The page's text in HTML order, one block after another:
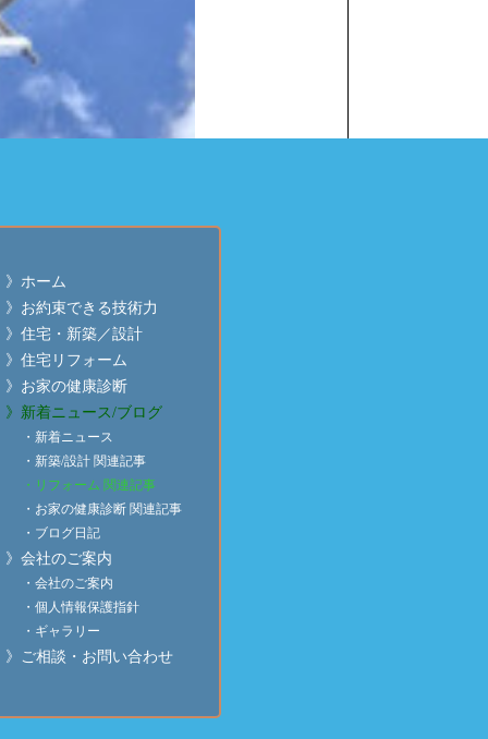
お仕事】にて
》ホーム
》お約束できる技術力
》住宅・新築／設計
》住宅リフォーム
》お家の健康診断
》新着ニュース/ブログ
・新着ニュース
・新築/設計 関連記事
・リフォーム 関連記事
・お家の健康診断 関連記事
・ブログ日記
》会社のご案内
・会社のご案内
・個人情報保護指針
・ギャラリー
》ご相談・お問い合わせ